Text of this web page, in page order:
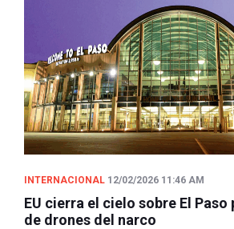
INTERNACIONAL 12/02/2026 11:46 AM
EU cierra el cielo sobre El Paso
de drones del narco